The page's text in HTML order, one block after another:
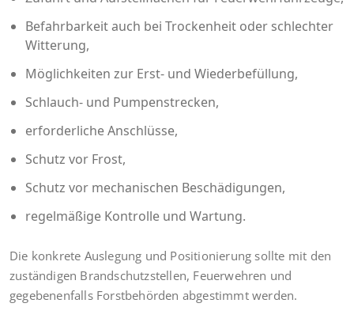
Befahrbarkeit auch bei Trockenheit oder schlechter
Witterung,
Möglichkeiten zur Erst- und Wiederbefüllung,
Schlauch- und Pumpenstrecken,
erforderliche Anschlüsse,
Schutz vor Frost,
Schutz vor mechanischen Beschädigungen,
regelmäßige Kontrolle und Wartung.
Die konkrete Auslegung und Positionierung sollte mit den
zuständigen Brandschutzstellen, Feuerwehren und
gegebenenfalls Forstbehörden abgestimmt werden.